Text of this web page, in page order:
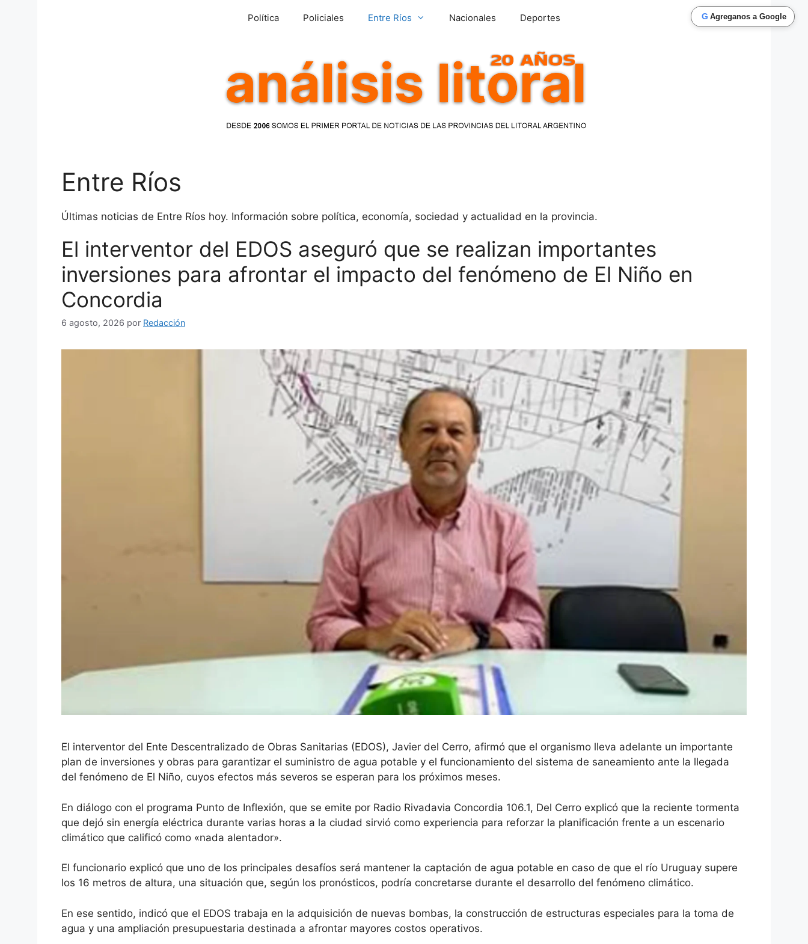
G Agreganos a Google
Política Policiales Entre Ríos Nacionales Deportes
Entre Ríos
Últimas noticias de Entre Ríos hoy. Información sobre política, economía, sociedad y actualidad en la provincia.
El interventor del EDOS aseguró que se realizan importantes
inversiones para afrontar el impacto del fenómeno de El Niño en
Concordia
6 agosto, 2026 por Redacción
El interventor del Ente Descentralizado de Obras Sanitarias (EDOS), Javier del Cerro, afirmó que el organismo lleva adelante un importante
plan de inversiones y obras para garantizar el suministro de agua potable y el funcionamiento del sistema de saneamiento ante la llegada
del fenómeno de El Niño, cuyos efectos más severos se esperan para los próximos meses.
En diálogo con el programa Punto de Inflexión, que se emite por Radio Rivadavia Concordia 106.1, Del Cerro explicó que la reciente tormenta
que dejó sin energía eléctrica durante varias horas a la ciudad sirvió como experiencia para reforzar la planificación frente a un escenario
climático que calificó como «nada alentador».
El funcionario explicó que uno de los principales desafíos será mantener la captación de agua potable en caso de que el río Uruguay supere
los 16 metros de altura, una situación que, según los pronósticos, podría concretarse durante el desarrollo del fenómeno climático.
En ese sentido, indicó que el EDOS trabaja en la adquisición de nuevas bombas, la construcción de estructuras especiales para la toma de
agua y una ampliación presupuestaria destinada a afrontar mayores costos operativos.